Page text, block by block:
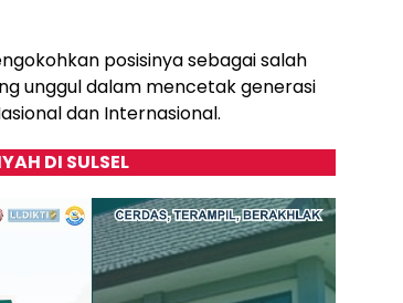
posisinya sebagai salah
unggul dalam mencetak generasi
dan Internasional.
DI SULSEL